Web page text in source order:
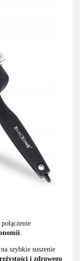
.
szybkie suszenie
i zdrowego